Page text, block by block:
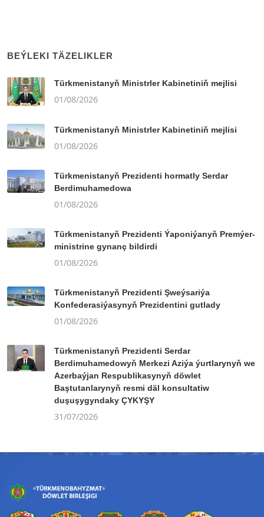
BEÝLEKI TÄZELIKLER
Türkmenistanyň Ministrler Kabinetiniň mejlisi
01/08/2026
Türkmenistanyň Ministrler Kabinetiniň mejlisi
01/08/2026
Türkmenistanyň Prezidenti hormatly Serdar
Berdimuhamedowa
01/08/2026
Türkmenistanyň Prezidenti Ýaponiýanyň Premýer-
ministrine gynanç bildirdi
01/08/2026
Türkmenistanyň Prezidenti Şweýsariýa
Konfederasiýasynyň Prezidentini gutlady
01/08/2026
Türkmenistanyň Prezidenti Serdar
Berdimuhamedowyň Merkezi Aziýa ýurtlarynyň we
Azerbaýjan Respublikasynyň döwlet
Baştutanlarynyň resmi däl konsultatiw
duşuşygyndaky ÇYKYŞY
31/07/2026